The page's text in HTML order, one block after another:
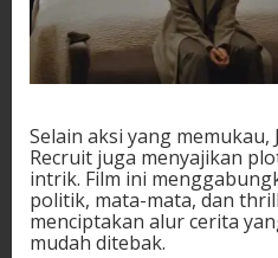
Selain aksi yang memukau,
Recruit juga menyajikan
intrik. Film ini
politik, mata-mata, dan
menciptakan alur cerita
mudah ditebak.